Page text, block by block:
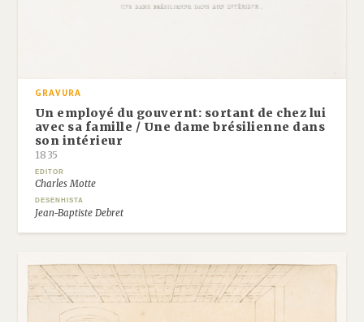
GRAVURA
Un employé du gouvernt: sortant de chez lui
avec sa famille / Une dame brésilienne dans
son intérieur
1835
EDITOR
Charles Motte
DESENHISTA
Jean-Baptiste Debret